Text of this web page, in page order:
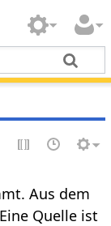
Aus dem
Quelle ist